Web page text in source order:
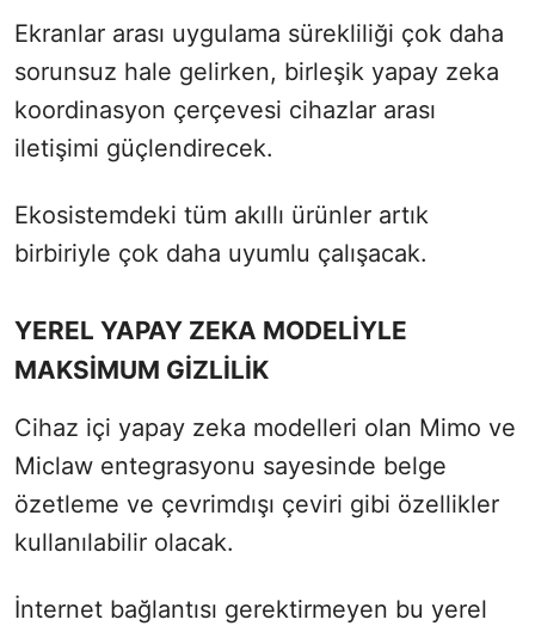
Ekranlar arası uygulama sürekliliği çok daha
sorunsuz hale gelirken, birleşik yapay zeka
koordinasyon çerçevesi cihazlar arası
iletişimi güçlendirecek.
Ekosistemdeki tüm akıllı ürünler artık
birbiriyle çok daha uyumlu çalışacak.
YEREL YAPAY ZEKA MODELİYLE
MAKSİMUM GİZLİLİK
Cihaz içi yapay zeka modelleri olan Mimo ve
Miclaw entegrasyonu sayesinde belge
özetleme ve çevrimdışı çeviri gibi özellikler
kullanılabilir olacak.
İnternet bağlantısı gerektirmeyen bu yerel